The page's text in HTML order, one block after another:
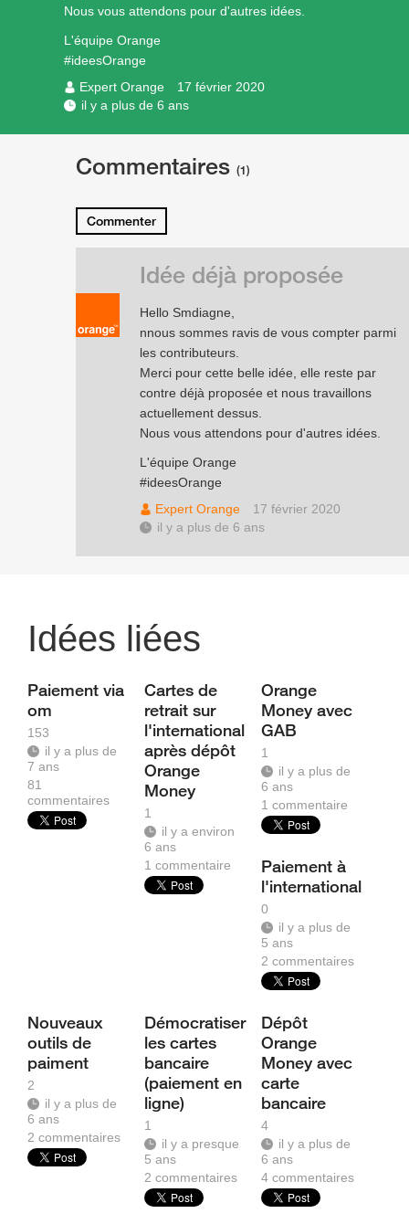
Nous vous attendons pour d'autres idées.
L'équipe Orange
#ideesOrange
Expert Orange
17 février 2020
il y a plus de 6 ans
Commentaires (1)
Commenter
Hello Smdiagne,
nnous sommes ravis de vous compter parmi
les contributeurs.
Merci pour cette belle idée, elle reste par
contre déjà proposée et nous travaillons
actuellement dessus.
Nous vous attendons pour d'autres idées.
L'équipe Orange
#ideesOrange
Expert Orange
17 février 2020
il y a plus de 6 ans
Idée déjà proposée
Idées liées
Paiement via
om
153
il y a plus de
7 ans
81
commentaires
Cartes de
retrait sur
l'international
après dépôt
Orange
Money
1
il y a environ
6 ans
1commentaire
Orange
Money avec
GAB
1
il y a plus de
6 ans
1commentaire
Paiement à
l'international
0
il y a plus de
5 ans
2commentaires
Nouveaux
outils de
paiment
2
il y a plus de
6 ans
2 commentaires
Démocratiser
les cartes
bancaire
(paiement en
ligne)
1
il y a presque
5 ans
2commentaires
Dépôt
Orange
Money avec
carte
bancaire
4
il y a plus de
6 ans
4commentaires